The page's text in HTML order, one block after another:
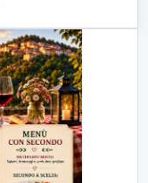
LabNews (replica)